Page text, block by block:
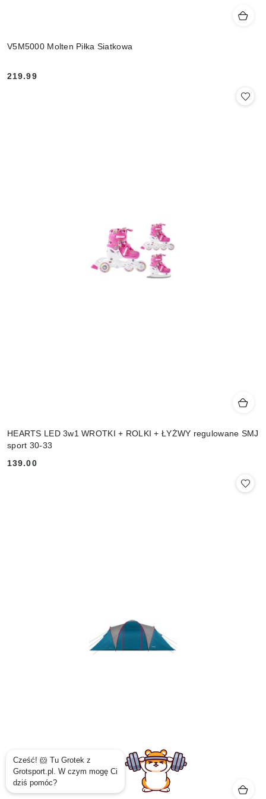
V5M5000 Molten Piłka Siatkowa
Cena:
219.99
HEARTS LED 3w1 WROTKI + ROLKI + ŁYŻWY regulowane SMJ
sport 30-33
Cena:
139.00